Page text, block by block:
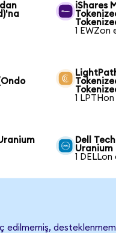
iShares
1 EWZon
1 LPTHon
Dell
Uranium
1
edilmemiş,